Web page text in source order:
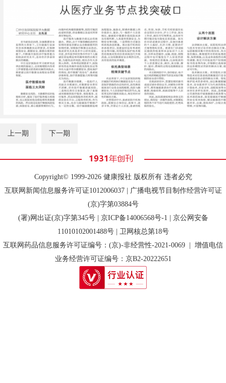
上一期 下一期
Copyright© 1999-2026 健康报社 版权所有 违者必究
互联网新闻信息服务许可证1012006037 | 广播电视节目制作经营许可证
(京)字第03884号
(署)网出证(京)字第345号 | 京ICP备14006568号-1 | 京公网安备
11010102001488号 | 卫网核总第18号
互联网药品信息服务许可证编号：(京)-非经营性-2021-0069 | 增值电信
业务经营许可证编号：京B2-20222651